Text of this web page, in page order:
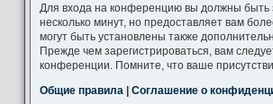
Для входа на конференцию вы должны быть
несколько минут, но предоставляет вам
могут быть установлены также
Прежде чем зарегистрироваться, вам
конференции. Помните, что ваше
Общие правила
Соглашение о